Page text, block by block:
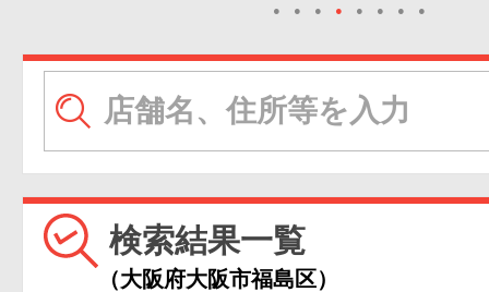
● ● ● ● ● ● ● ●
検索結果一覧
（大阪府大阪市福島区）